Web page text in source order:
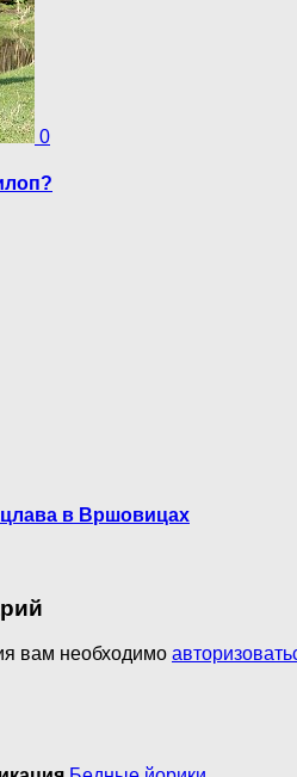
0
в Вршовицах
вам необходимо